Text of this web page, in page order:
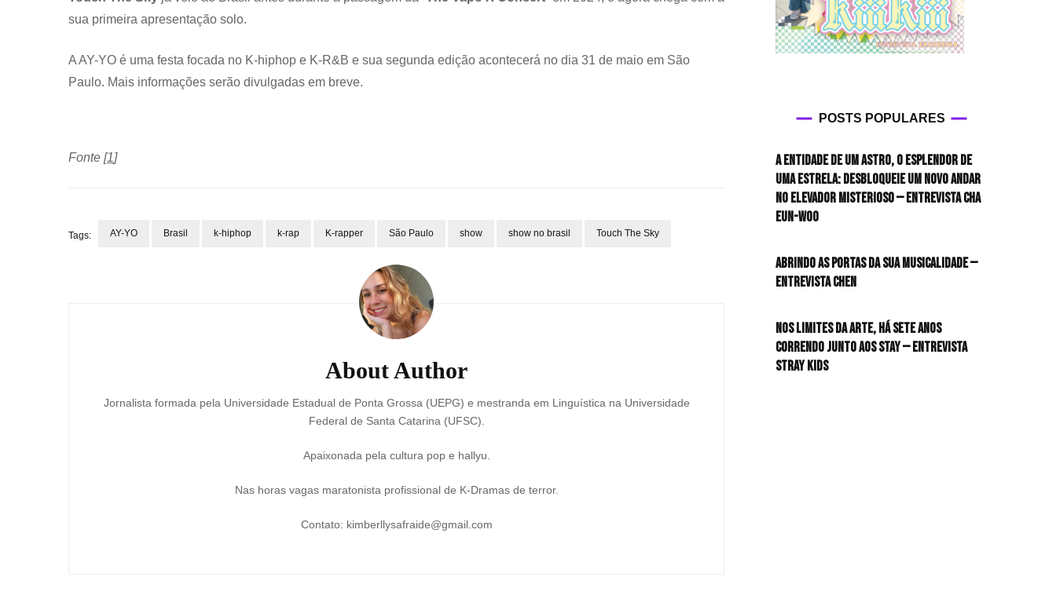
sua primeira apresentação solo.
A AY-YO é uma festa focada no K-hiphop e K-R&B e sua segunda edição acontecerá no dia 31 de maio em São
Paulo. Mais informações serão divulgadas em breve.
Fonte [1]
Tags: AY-YO Brasil k-hiphop k-rap K-rapper São Paulo show show no brasil Touch The Sky
About Author
Jornalista formada pela Universidade Estadual de Ponta Grossa (UEPG) e mestranda em Linguística na Universidade
Federal de Santa Catarina (UFSC).
Apaixonada pela cultura pop e hallyu.
Nas horas vagas maratonista profissional de K-Dramas de terror.
Contato: kimberllysafraide@gmail.com
POSTS POPULARES
A entidade de um astro, o esplendor de
uma estrela: desbloqueie um novo andar
no elevador misterioso — Entrevista CHA
EUN-WOO
Abrindo as portas da sua musicalidade —
Entrevista CHEN
Nos limites da arte, há sete anos
correndo junto aos STAY — Entrevista
Stray Kids